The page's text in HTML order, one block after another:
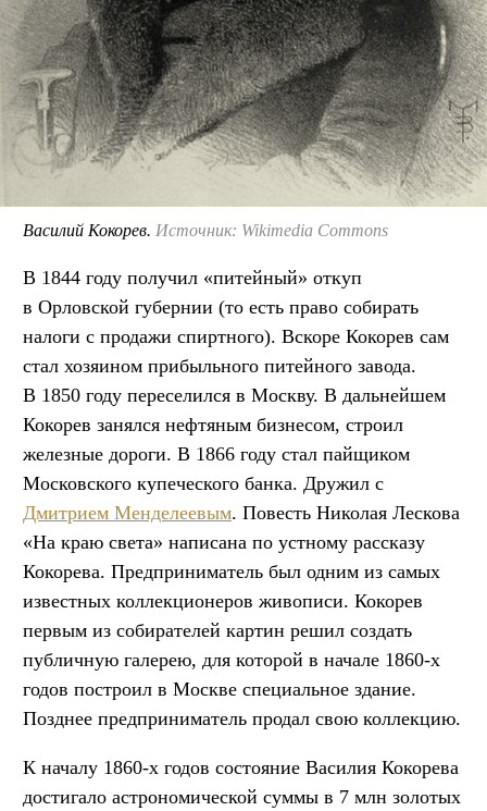
Василий Кокорев. Источник: Wikimedia Commons
В 1844 году получил «питейный» откуп
в Орловской губернии (то есть право собирать
налоги с продажи спиртного). Вскоре Кокорев сам
стал хозяином прибыльного питейного завода.
В 1850 году переселился в Москву. В дальнейшем
Кокорев занялся нефтяным бизнесом, строил
железные дороги. В 1866 году стал пайщиком
Московского купеческого банка. Дружил с
Дмитрием Менделеевым. Повесть Николая Лескова
«На краю света» написана по устному рассказу
Кокорева. Предприниматель был одним из самых
известных коллекционеров живописи. Кокорев
первым из собирателей картин решил создать
публичную галерею, для которой в начале 1860-х
годов построил в Москве специальное здание.
Позднее предприниматель продал свою коллекцию.
К началу 1860-х годов состояние Василия Кокорева
достигало астрономической суммы в 7 млн золотых